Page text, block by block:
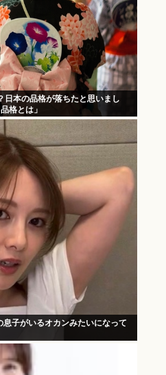
日本の品格が落ちたと思いまし
格とは」
息子がいるオカンみたいになって